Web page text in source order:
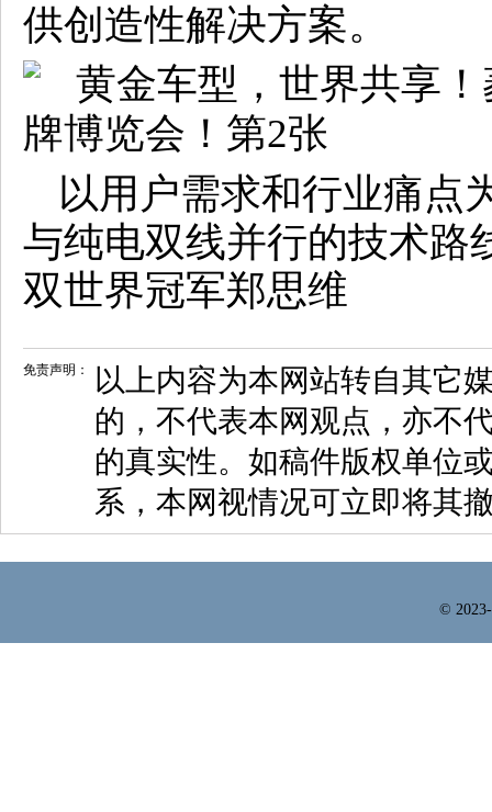
供创造性解决方案。
以用户需求和行业痛点
与纯电双线并行的技术路
双世界冠军郑思维
免责声明：
以上内容为本网站转自其它
的，不代表本网观点，亦不
的真实性。如稿件版权单位
系，本网视情况可立即将其
©